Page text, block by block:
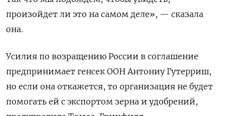
произойдет ли это на самом деле», — сказала
она.
Усилия по возращению России в соглашение
предпринимает генсек ООН Антониу Гутерриш,
но если она откажется, то организация не будет
помогать ей с экспортом зерна и удобрений,